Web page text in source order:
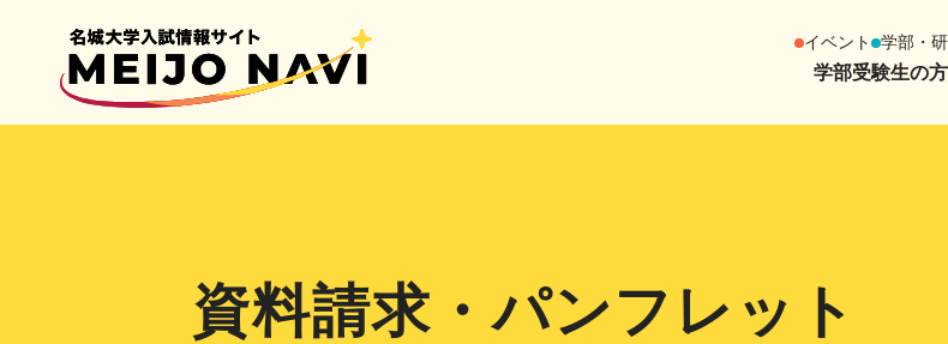
学部受験生の方
イベント 学部・
資料請求・パンフレット